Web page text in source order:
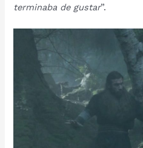
terminaba de gustar”.